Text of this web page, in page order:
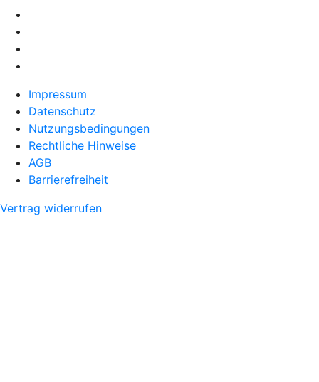
Impressum
Datenschutz
Nutzungsbedingungen
Rechtliche Hinweise
AGB
Barrierefreiheit
Vertrag widerrufen